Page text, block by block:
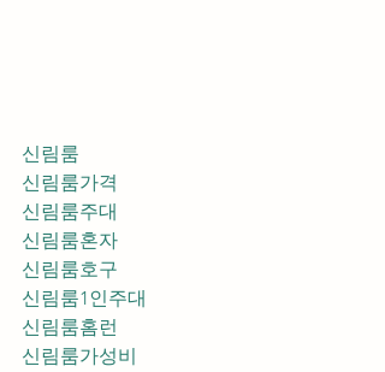
신림룸
신림룸가격
신림룸주대
신림룸혼자
신림룸호구
신림룸1인주대
신림룸홈런
신림룸가성비